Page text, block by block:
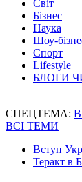
Світ
Бізнес
Наука
Шоу-
Спорт
Lifestyle
БЛОГИ
СПЕЦТЕМА:
ВСІ ТЕМИ
Вступ
Теракт в